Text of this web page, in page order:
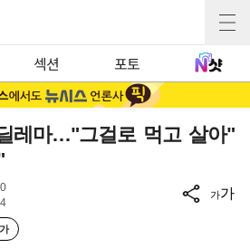
섹션 포토
레마…"그걸로 먹고 살아"
가가